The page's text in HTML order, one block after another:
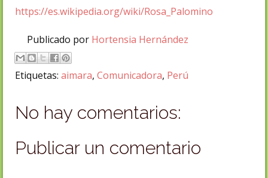
https://es.wikipedia.org/wiki/Rosa_Palomino
Publicado por Hortensia Hernández
Etiquetas: aimara, Comunicadora, Perú
No hay comentarios:
Publicar un comentario